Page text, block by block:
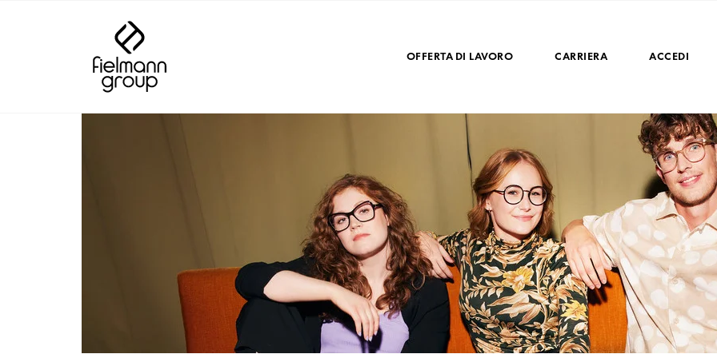
OFFERTA DI LAVORO CARRIERA ACCEDI